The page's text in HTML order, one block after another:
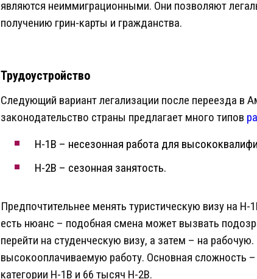
являются неиммиграционными. Они позволяют
получению грин-карты и гражданства.
Трудоустройство
Следующий вариант легализации после переезда в
законодательство страны предлагает много типов
H-1B – несезонная работа для
H-2B – сезонная занятость.
Предпочтительнее менять туристическую визу на
есть нюанс – подобная смена может вызвать
перейти на студенческую визу, а затем – на
высокооплачиваемую работу. Основная сложность
категории H-1B и 66 тысяч H-2B.